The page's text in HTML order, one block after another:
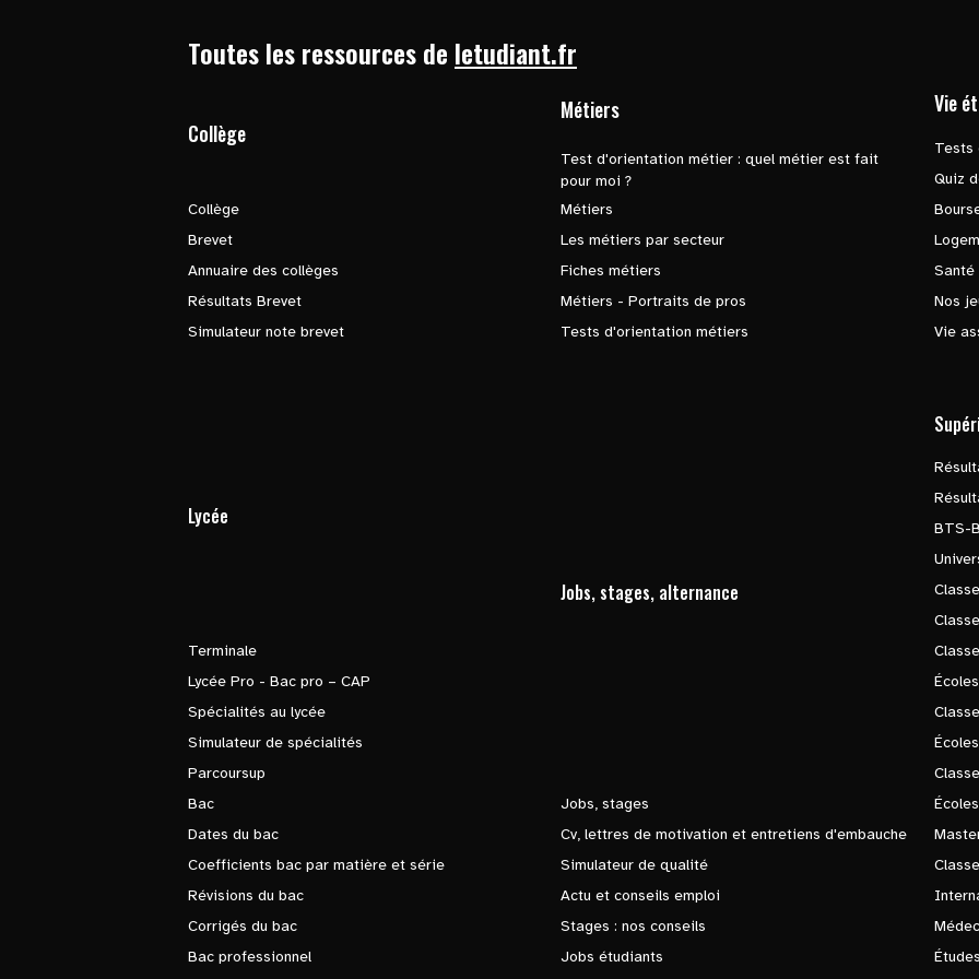
Toutes les ressources de letudiant.fr
Collège
Collège
Brevet
Annuaire des collèges
Résultats Brevet
Simulateur note brevet
Métiers
Test d'orientation métier : quel métier est fait
pour moi ?
Métiers
Les métiers par secteur
Fiches métiers
Métiers - Portraits de pros
Tests d'orientation métiers
Vie
Tests
Quiz
Santé
Nos
Vie
Lycée
Terminale
Lycée Pro - Bac pro – CAP
Spécialités au lycée
Simulateur de spécialités
Parcoursup
Bac
Dates du bac
Coefficients bac par matière et série
Révisions du bac
Corrigés du bac
Bac professionnel
Jobs, stages, alternance
Jobs, stages
Cv, lettres de motivation et entretiens d'embauche
Simulateur de qualité
Actu et conseils emploi
Stages : nos conseils
Jobs étudiants
BTS-